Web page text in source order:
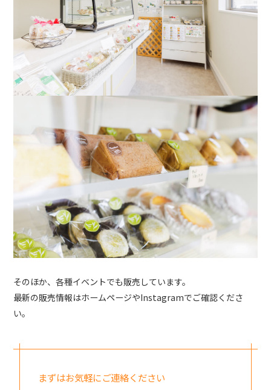
そのほか、各種イベントでも販売しています。
最新の販売情報はホームページやInstagramでご確認くださ
い。
まずはお気軽にご連絡ください